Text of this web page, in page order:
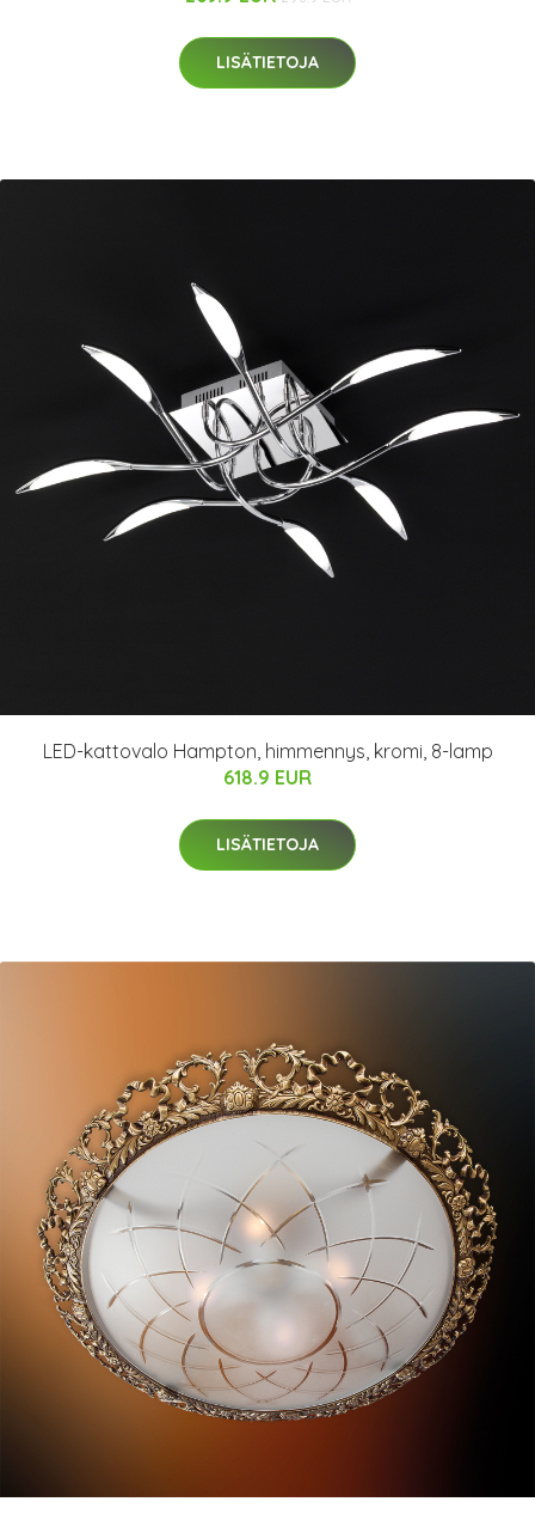
LISÄTIETOJA
LED-kattovalo Hampton, himmennys, kromi, 8-lamp
618.9 EUR
LISÄTIETOJA